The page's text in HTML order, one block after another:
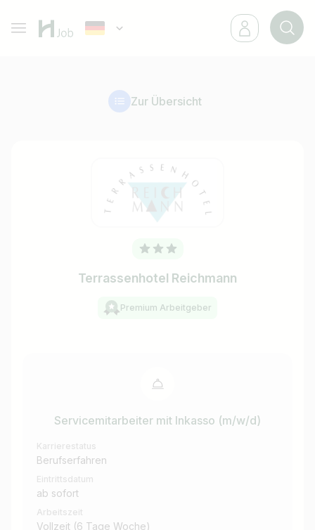
Zur Übersicht
Terrassenhotel Reichmann
Premium Arbeitgeber
Servicemitarbeiter mit Inkasso (m/w/d)
Karrierestatus
Berufserfahren
Eintrittsdatum
ab sofort
Arbeitszeit
Vollzeit (6 Tage Woche)